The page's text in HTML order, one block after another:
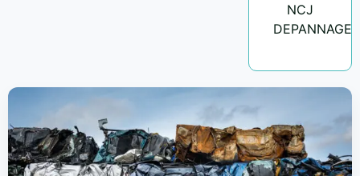
NCJ
DEPANNAGE.